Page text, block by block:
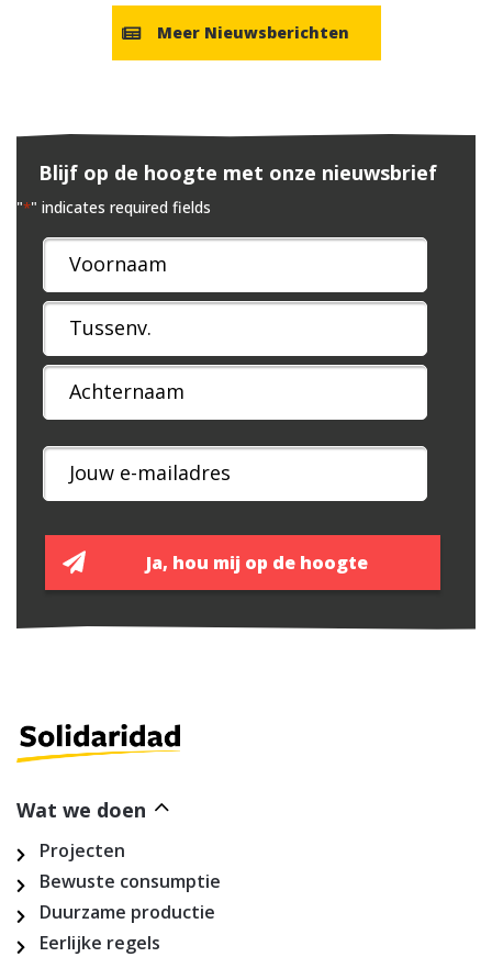
Meer Nieuwsberichten
Blijf op de hoogte met onze nieuwsbrief
"*" indicates required fields
Naam
*
Wat we doen
Projecten
Bewuste consumptie
Duurzame productie
Eerlijke regels